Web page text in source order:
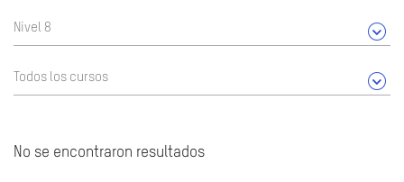
Nivel 8
Todos los cursos
No se encontraron resultados